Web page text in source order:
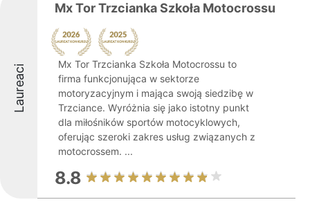
Laureaci
Mx Tor Trzcianka Szkoła Motocrossu
Mx Tor Trzcianka Szkoła Motocrossu to
firma funkcjonująca w sektorze
motoryzacyjnym i mająca swoją siedzibę w
Trzciance. Wyróżnia się jako istotny punkt
dla miłośników sportów motocyklowych,
oferując szeroki zakres usług związanych z
motocrossem. ...
8.8